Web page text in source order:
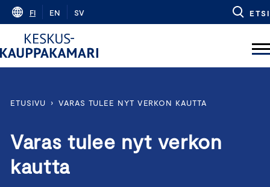
Skip
content
FI EN SV ETSI
ETUSIVU › VARAS TULEE NYT VERKON KAUTTA
Varas tulee nyt verkon
kautta